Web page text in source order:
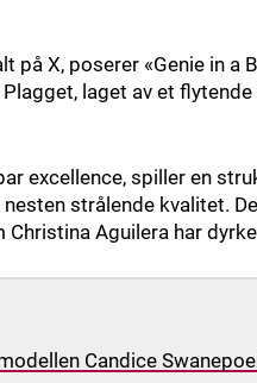
på X, poserer «Genie in
laget av et
excellence, spiller en
strålende kvalitet.
Christina Aguilera har
Candice